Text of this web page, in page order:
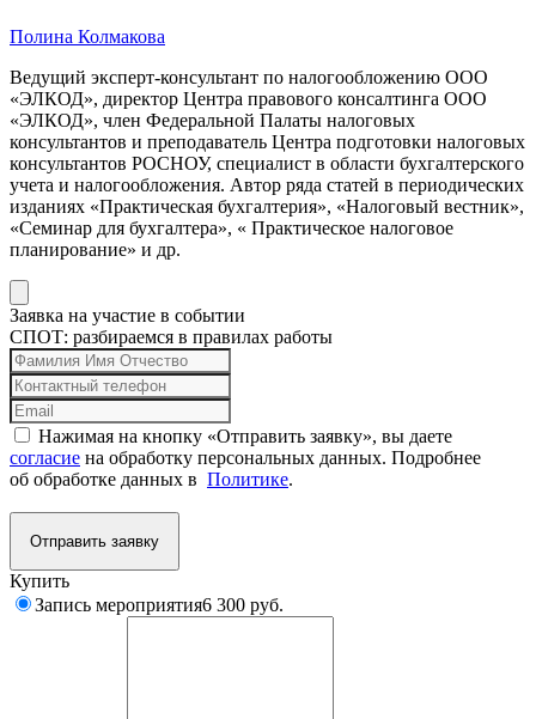
Полина Колмакова
Ведущий эксперт-консультант по налогообложению ООО
«ЭЛКОД», директор Центра правового консалтинга ООО
«ЭЛКОД», член Федеральной Палаты налоговых
консультантов и преподаватель Центра подготовки налоговых
консультантов РОСНОУ, специалист в области бухгалтерского
учета и налогообложения. Автор ряда статей в периодических
изданиях «Практическая бухгалтерия», «Налоговый вестник»,
«Семинар для бухгалтера», « Практическое налоговое
планирование» и др.
Заявка на участие в событии
СПОТ: разбираемся в правилах работы
Нажимая на кнопку «Отправить заявку», вы даете
согласие на обработку персональных данных. Подробнее
об обработке данных в Политике.
Отправить заявку
Купить
Запись мероприятия6 300 руб.